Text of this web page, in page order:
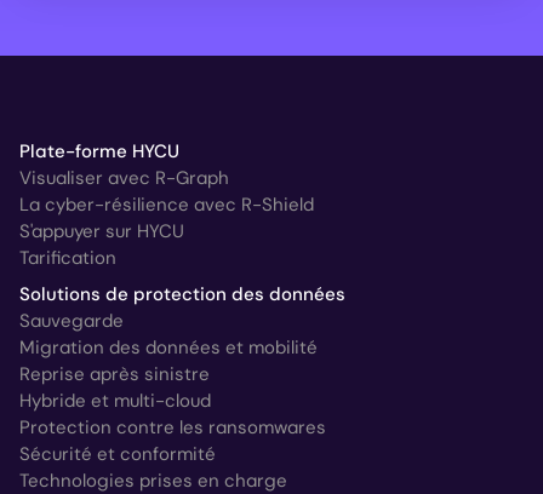
Plate-forme HYCU
Visualiser avec R-Graph
La cyber-résilience avec R-Shield
S'appuyer sur HYCU
Tarification
Solutions de protection des données
Sauvegarde
Migration des données et mobilité
Reprise après sinistre
Hybride et multi-cloud
Protection contre les ransomwares
Sécurité et conformité
Technologies prises en charge